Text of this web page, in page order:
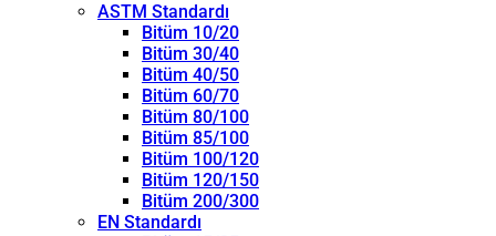
ASTM Standardı
Bitüm 10/20
Bitüm 30/40
Bitüm 40/50
Bitüm 60/70
Bitüm 80/100
Bitüm 85/100
Bitüm 100/120
Bitüm 120/150
Bitüm 200/300
EN Standardı